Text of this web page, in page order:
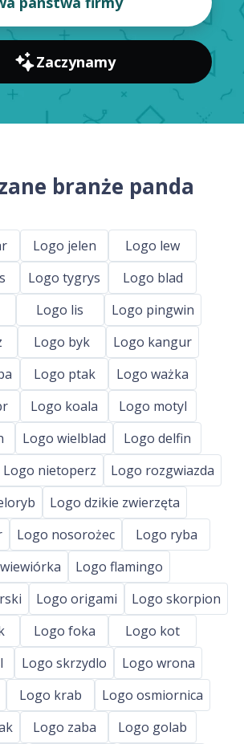
Zaczynamy
branże panda
Logo jelen
Logo lew
Logo tygrys
Logo blad
Logo lis
Logo pingwin
Logo byk
Logo kangur
Logo ptak
Logo ważka
Logo koala
Logo motyl
Logo wielblad
Logo delfin
Logo nietoperz
Logo rozgwiazda
Logo dzikie zwierzęta
Logo nosorożec
Logo ryba
Logo flamingo
Logo origami
Logo skorpion
Logo foka
Logo kot
Logo skrzydlo
Logo wrona
Logo krab
Logo osmiornica
Logo zaba
Logo golab